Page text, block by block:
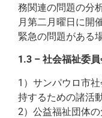
務関連の問題の分
月第二月曜日に開
緊急の問題がある
1.3 – 社会福祉委
1）サンパウロ市
持するための諸活
2）公益福祉団体